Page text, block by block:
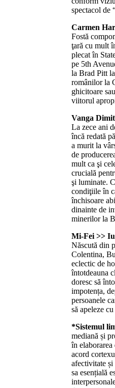
spectacol de
Carmen
Fostă
ţară cu mult
plecat în
pe 5th
la Brad Pitt
românilor la
ghicitoare
viitorul
Vanga
La zece ani
încă redată
a murit la
de
mult ca şi
crucială
şi luminate.
condiţiile în
închisoare
dinainte de
minerilor la
Mi-Fei >>
Născută din
Colentina,
eclectic de
întotdeauna
doresc să
impotența,
persoanele
să apeleze
*Sistemul
mediană și
în elaborarea
acord
afectivitate
sa esențială